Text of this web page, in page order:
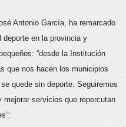
Antonio García, ha remarcado
deporte en la provincia y
“desde la Institución
que nos hacen los municipios
quede sin deporte. Seguiremos
mejorar servicios que repercutan